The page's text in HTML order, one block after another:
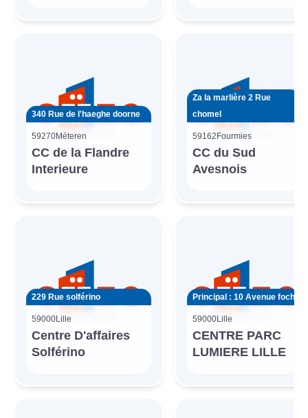
340 Rue de l'haeghe doorne
59270Méteren
CC de la Flandre
Interieure
Za la marlière 2 Rue
chomel
59162 Fourmies
CC du Sud
Avesnois
229 Rue solférino
59000Lille
Centre D'affaires
Solférino
Principal : 10 Avenue foch
59000Lille
CENTRE PARC
LUMIERE LILLE